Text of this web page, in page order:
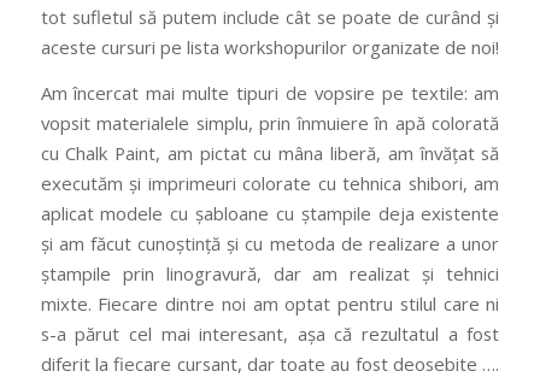
tot sufletul să putem include cât se poate de curând și
aceste cursuri pe lista workshopurilor organizate de noi!
Am încercat mai multe tipuri de vopsire pe textile: am
vopsit materialele simplu, prin înmuiere în apă colorată
cu Chalk Paint, am pictat cu mâna liberă, am învățat să
executăm și imprimeuri colorate cu tehnica shibori, am
aplicat modele cu șabloane cu ștampile deja existente
și am făcut cunoștință și cu metoda de realizare a unor
ștampile prin linogravură, dar am realizat și tehnici
mixte. Fiecare dintre noi am optat pentru stilul care ni
s-a părut cel mai interesant, așa că rezultatul a fost
diferit la fiecare cursant, dar toate au fost deosebite ….